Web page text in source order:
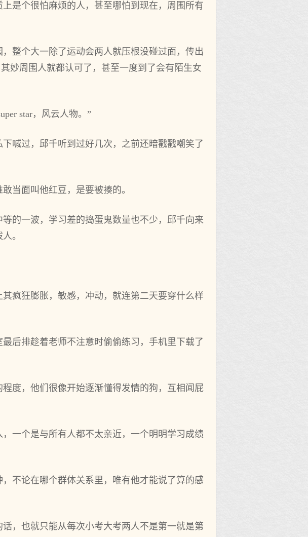
是个很怕麻烦的人，甚至哪怕到现在，周围所有
整个大一除了运动会两人就压根没碰过面，传出
妙周围人就都认可了，甚至一度到了会有陌生女
star，风云人物。”
喊过，邱千听到过好几次，之前还暗戳戳嘲笑了
当面叫他红豆，是要被揍的。
的一波，学习差的捣蛋鬼数量也不少，邱千向来
。
疯狂膨胀，敏感，冲动，就连第二天要穿什么样
后排趁着老师不注意时偷偷练习，手机里下载了
度，他们很像开始逐渐懂得发情的狗，互相闻屁
一个是与所有人都不太亲近，一个明明学习成绩
不论在哪个群体关系里，唯有他才能说了算的感
，也就只能从每次小考大考两人不是第一就是第